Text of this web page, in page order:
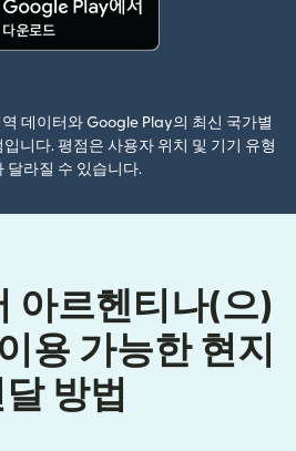
데이터와 Google Play의 최신 국가별
니다. 평점은 사용자 위치 및 기기 유형
달라질 수 있습니다.
아르헨티나(으)
용 가능한 현지
방법